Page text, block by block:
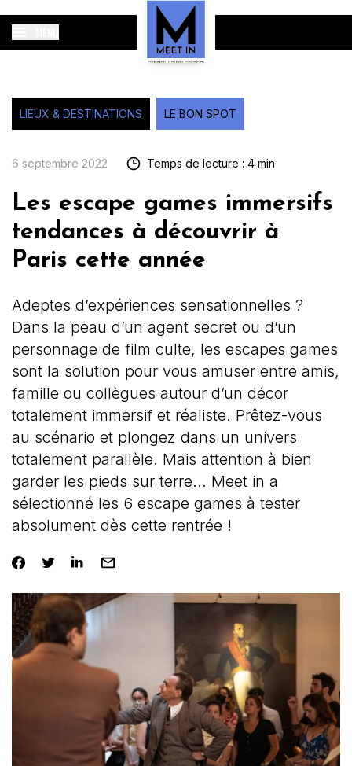
LIEUX & DESTINATIONS LE BON SPOT
6 septembre 2022 Temps de lecture : 4 min
Les escape games immersifs
tendances à découvrir à
Paris cette année
Adeptes d’expériences sensationnelles ?
Dans la peau d’un agent secret ou d’un
personnage de film culte, les escapes games
sont la solution pour vous amuser entre amis,
famille ou collègues autour d’un décor
totalement immersif et réaliste. Prêtez-vous
au scénario et plongez dans un univers
totalement parallèle. Mais attention à bien
garder les pieds sur terre… Meet in a
sélectionné les 6 escape games à tester
absolument dès cette rentrée !